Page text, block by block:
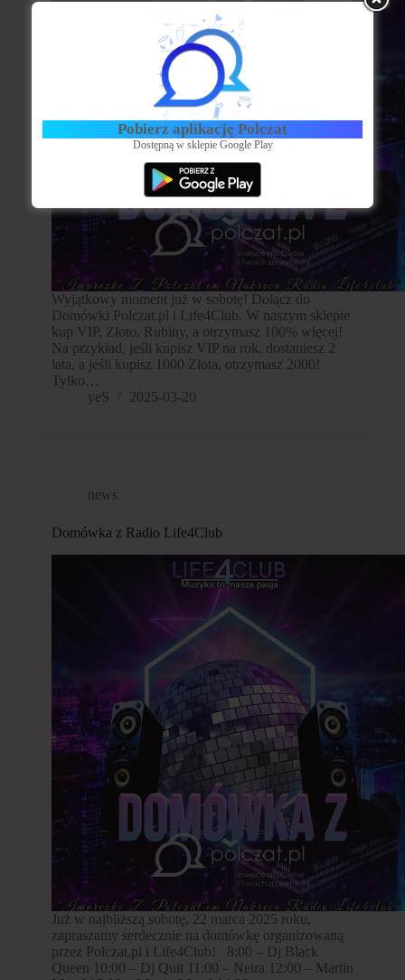
Wyjątkowy moment już w sobotę! Dołącz do
Domówki Polczat.pl i Life4Club. W naszym sklepie
kup VIP, Złoto, Rubiny, a otrzymasz 100% więcej!
Na przykład, jeśli kupisz VIP na rok, dostaniesz 2
lata, a jeśli kupisz 1000 Złota, otrzymasz 2000!
Tylko…
yeS
2025-03-20
news
Domówka z Radio Life4Club
Już w najbliższą sobotę, 22 marca 2025 roku,
zapraszamy serdecznie na domówkę organizowaną
przez Polczat.pl i Life4Club! 8:00 – Dj Black
Queen 10:00 – Dj Quit 11:00 – Neira 12:00 – Martin
Pobierz aplikację Polczat
Dostępną w sklepie Google Play